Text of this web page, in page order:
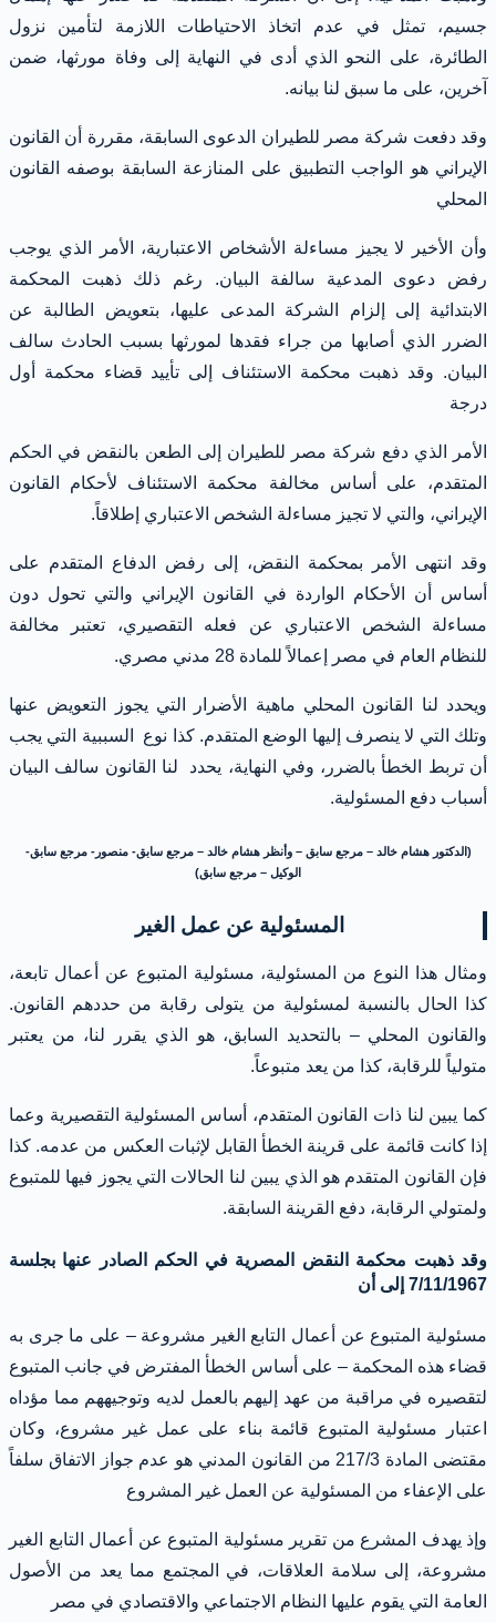
جسيم، تمثل في عدم اتخاذ الاحتياطات اللازمة لتأمين نزول
الطائرة، على النحو الذي أدى في النهاية إلى وفاة مورثها، ضمن
آخرين، على ما سبق لنا بيانه.
وقد دفعت شركة مصر للطيران الدعوى السابقة، مقررة أن القانون
الإيراني هو الواجب التطبيق على المنازعة السابقة بوصفه القانون
المحلي
وأن الأخير لا يجيز مساءلة الأشخاص الاعتبارية، الأمر الذي يوجب
رفض دعوى المدعية سالفة البيان. رغم ذلك ذهبت المحكمة
الابتدائية إلى إلزام الشركة المدعى عليها، بتعويض الطالبة عن
الضرر الذي أصابها من جراء فقدها لمورثها بسبب الحادث سالف
البيان. وقد ذهبت محكمة الاستئناف إلى تأييد قضاء محكمة أول
درجة
الأمر الذي دفع شركة مصر للطيران إلى الطعن بالنقض في الحكم
المتقدم، على أساس مخالفة محكمة الاستئناف لأحكام القانون
الإيراني، والتي لا تجيز مساءلة الشخص الاعتباري إطلاقاً.
وقد انتهى الأمر بمحكمة النقض، إلى رفض الدفاع المتقدم على
أساس أن الأحكام الواردة في القانون الإيراني والتي تحول دون
مساءلة الشخص الاعتباري عن فعله التقصيري، تعتبر مخالفة
للنظام العام في مصر إعمالاً للمادة 28 مدني مصري.
ويحدد لنا القانون المحلي ماهية الأضرار التي يجوز التعويض عنها
وتلك التي لا ينصرف إليها الوضع المتقدم. كذا نوع السببية التي يجب
أن تربط الخطأ بالضرر، وفي النهاية، يحدد لنا القانون سالف البيان
أسباب دفع المسئولية.
(الدكتور هشام خالد – مرجع سابق – وأنظر هشام خالد – مرجع سابق- منصور- مرجع سابق-
الوكيل – مرجع سابق)
المسئولية عن عمل الغير
ومثال هذا النوع من المسئولية، مسئولية المتبوع عن أعمال تابعة،
كذا الحال بالنسبة لمسئولية من يتولى رقابة من حددهم القانون.
والقانون المحلي – بالتحديد السابق، هو الذي يقرر لنا، من يعتبر
متولياً للرقابة، كذا من يعد متبوعاً.
كما يبين لنا ذات القانون المتقدم، أساس المسئولية التقصيرية وعما
إذا كانت قائمة على قرينة الخطأ القابل لإثبات العكس من عدمه. كذا
فإن القانون المتقدم هو الذي يبين لنا الحالات التي يجوز فيها للمتبوع
ولمتولي الرقابة، دفع القرينة السابقة.
وقد ذهبت محكمة النقض المصرية في الحكم الصادر عنها بجلسة
7/11/1967 إلى أن
مسئولية المتبوع عن أعمال التابع الغير مشروعة – على ما جرى به
قضاء هذه المحكمة – على أساس الخطأ المفترض في جانب المتبوع
لتقصيره في مراقبة من عهد إليهم بالعمل لديه وتوجيههم مما مؤداه
اعتبار مسئولية المتبوع قائمة بناء على عمل غير مشروع، وكان
مقتضى المادة 217/3 من القانون المدني هو عدم جواز الاتفاق سلفاً
على الإعفاء من المسئولية عن العمل غير المشروع
وإذ يهدف المشرع من تقرير مسئولية المتبوع عن أعمال التابع الغير
مشروعة، إلى سلامة العلاقات، في المجتمع مما يعد من الأصول
العامة التي يقوم عليها النظام الاجتماعي والاقتصادي في مصر